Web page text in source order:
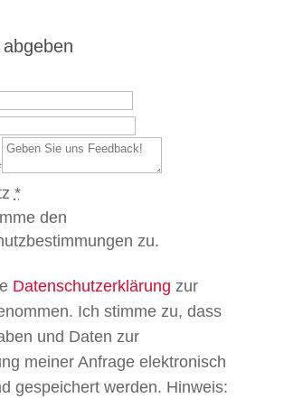
*
den
zu.
Datenschutzerklärung zur
Ich stimme zu, dass
und Daten zur
meiner Anfrage elektronisch
gespeichert werden. Hinweis: